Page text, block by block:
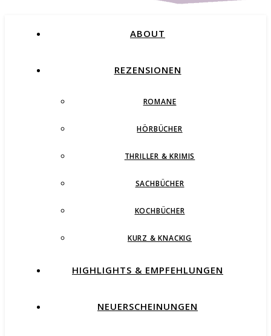
ABOUT
REZENSIONEN
ROMANE
HÖRBÜCHER
THRILLER & KRIMIS
SACHBÜCHER
KOCHBÜCHER
KURZ & KNACKIG
HIGHLIGHTS & EMPFEHLUNGEN
NEUERSCHEINUNGEN